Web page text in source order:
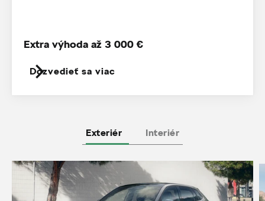
Dozvedieť sa viac
Extra výhoda až 3 000 €
Exteriér Interiér